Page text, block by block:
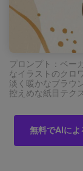
プロンプト：ベー
なイラストのクロ
淡く暖かなブラウ
控えめな紙目テク
無料でAIによ